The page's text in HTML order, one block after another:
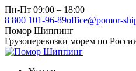
Перейти
к
содержанию
Пн-Пт 09:00 – 18:00
8 800 101-96-89office@pomor-
Помор Шиппинг
Грузоперевозки морем по